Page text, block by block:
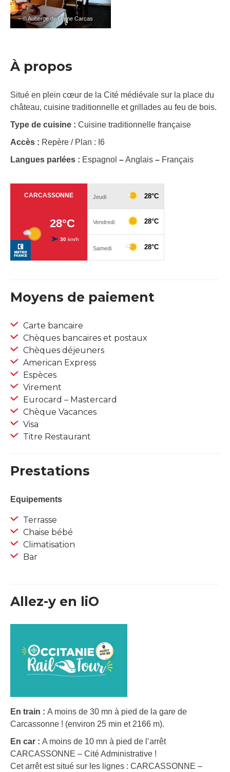
– © Auberge de Dame Carcas
À propos
Situé en plein cœur de la Cité médiévale sur la place du
château, cuisine traditionnelle et grillades au feu de bois.
Type de cuisine : Cuisine traditionnelle française
Accès : Repère / Plan : I6
Langues parlées : Espagnol –Anglais – Français
Moyens de paiement
Carte bancaire
Chèques bancaires et postaux
Chèques déjeuners
American Express
Espèces
Virement
Eurocard – Mastercard
Chèque Vacances
Visa
Titre Restaurant
Prestations
Equipements
Terrasse
Chaise bébé
Climatisation
Bar
Allez-y en liO
En train : A moins de 30 mn à pied de la gare de
Carcassonne ! (environ 25 min et 2166 m).
En car : A moins de 10 mn à pied de l’arrêt
CARCASSONNE – Cité Administrative !
Cet arrêt est situé sur les lignes : CARCASSONNE –